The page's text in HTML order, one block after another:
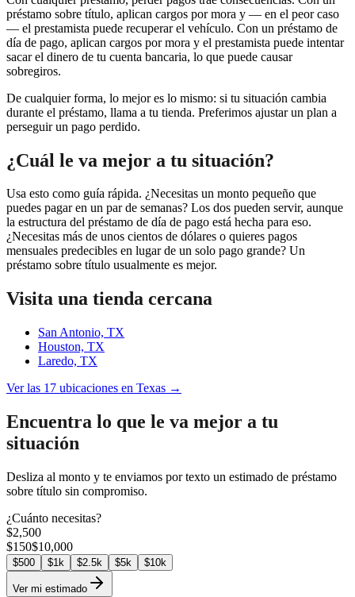
préstamo sobre título, aplican cargos por mora y — en el peor caso
— el prestamista puede recuperar el vehículo. Con un préstamo de
día de pago, aplican cargos por mora y el prestamista puede intentar
sacar el dinero de tu cuenta bancaria, lo que puede causar
sobregiros.
De cualquier forma, lo mejor es lo mismo: si tu situación cambia
durante el préstamo, llama a tu tienda. Preferimos ajustar un plan a
perseguir un pago perdido.
¿Cuál le va mejor a tu situación?
Usa esto como guía rápida. ¿Necesitas un monto pequeño que
puedes pagar en un par de semanas? Los dos pueden servir, aunque
la estructura del préstamo de día de pago está hecha para eso.
¿Necesitas más de unos cientos de dólares o quieres pagos
mensuales predecibles en lugar de un solo pago grande? Un
préstamo sobre título usualmente es mejor.
Visita una tienda cercana
San Antonio, TX
Houston, TX
Laredo, TX
Ver las 17 ubicaciones en Texas →
Encuentra lo que le va mejor a tu
situación
Desliza al monto y te enviamos por texto un estimado de préstamo
sobre título sin compromiso.
¿Cuánto necesitas?
$2,500
$150$10,000
$500 $1k $2.5k $5k $10k
Ver mi estimado